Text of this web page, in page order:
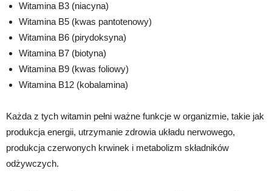
Witamina B3 (niacyna)
Witamina B5 (kwas pantotenowy)
Witamina B6 (pirydoksyna)
Witamina B7 (biotyna)
Witamina B9 (kwas foliowy)
Witamina B12 (kobalamina)
Każda z tych witamin pełni ważne funkcje w organizmie, takie jak
produkcja energii, utrzymanie zdrowia układu nerwowego,
produkcja czerwonych krwinek i metabolizm składników
odżywczych.